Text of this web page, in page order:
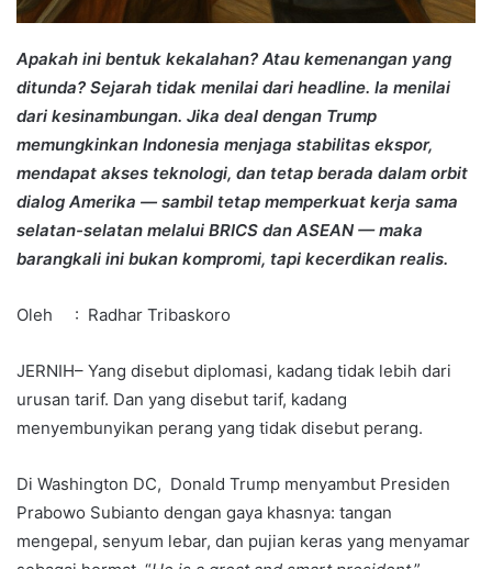
Apakah ini bentuk kekalahan? Atau kemenangan yang
ditunda? Sejarah tidak menilai dari headline. Ia menilai
dari kesinambungan. Jika deal dengan Trump
memungkinkan Indonesia menjaga stabilitas ekspor,
mendapat akses teknologi, dan tetap berada dalam orbit
dialog Amerika — sambil tetap memperkuat kerja sama
selatan-selatan melalui BRICS dan ASEAN — maka
barangkali ini bukan kompromi, tapi kecerdikan realis.
Oleh : Radhar Tribaskoro
JERNIH– Yang disebut diplomasi, kadang tidak lebih dari
urusan tarif. Dan yang disebut tarif, kadang
menyembunyikan perang yang tidak disebut perang.
Di Washington DC, Donald Trump menyambut Presiden
Prabowo Subianto dengan gaya khasnya: tangan
mengepal, senyum lebar, dan pujian keras yang menyamar